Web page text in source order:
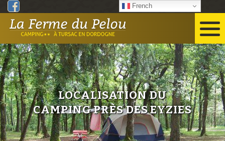
Facebook French
LOCALISATION DU
CAMPING PRÈS DES EYZIES
Panneau de gestion des cookies